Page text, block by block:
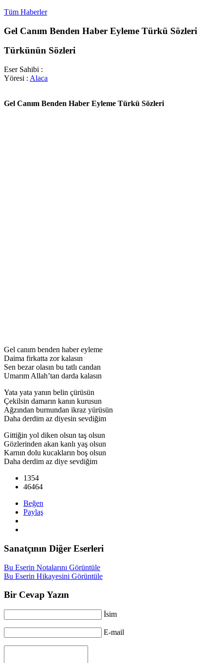
Tüm Haberler
Gel Canım Benden Haber Eyleme Türkü Sözleri
Türkünün Sözleri
Eser Sahibi :
Yöresi : Alaca
Gel Canım Benden Haber Eyleme Türkü Sözleri
Gel canım benden haber eyleme
Daima firkatta zor kalasın
Sen bezar olasın bu tatlı candan
Umarım Allah’tan darda kalasın
Yata yata yanın belin çürüsün
Çekilsin damarın kanın kurusun
Ağzından burnundan ikraz yürüsün
Daha derdim az diyesin sevdiğim
Gittiğin yol diken olsun taş olsun
Gözlerinden akan kanlı yaş olsun
Karnın dolu kucakların boş olsun
Daha derdim az diye sevdiğim
1354
46464
Beğen
Paylaş
Sanatçının Diğer Eserleri
Bu Eserin Notalarını Görüntüle
Bu Eserin Hikayesini Görüntüle
Bir Cevap Yazın
İsim
E-mail